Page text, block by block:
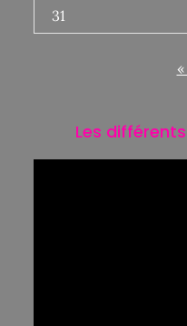
31
Les